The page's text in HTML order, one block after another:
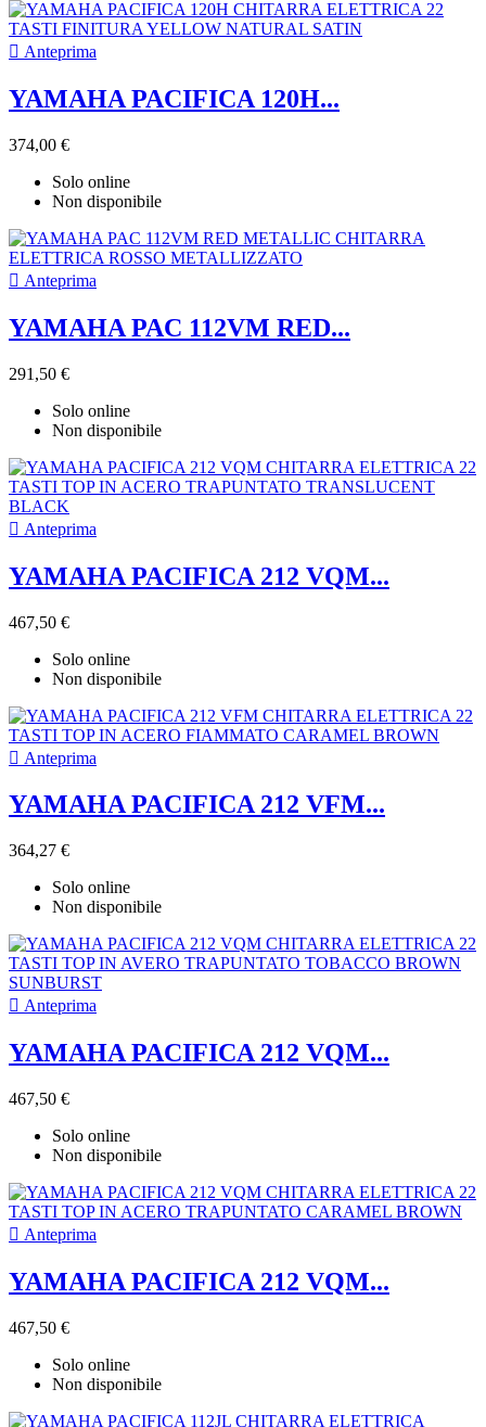
 Anteprima
YAMAHA PACIFICA 120H...
374,00 €
Solo online
Non disponibile
 Anteprima
YAMAHA PAC 112VM RED...
291,50 €
Solo online
Non disponibile
 Anteprima
YAMAHA PACIFICA 212 VQM...
467,50 €
Solo online
Non disponibile
 Anteprima
YAMAHA PACIFICA 212 VFM...
364,27 €
Solo online
Non disponibile
 Anteprima
YAMAHA PACIFICA 212 VQM...
467,50 €
Solo online
Non disponibile
 Anteprima
YAMAHA PACIFICA 212 VQM...
467,50 €
Solo online
Non disponibile